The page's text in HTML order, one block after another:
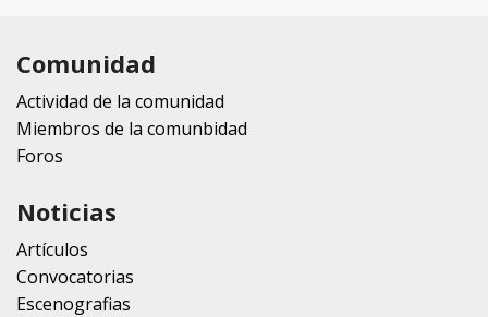
Comunidad
Actividad de la comunidad
Miembros de la comunbidad
Foros
Noticias
Artículos
Convocatorias
Escenografias